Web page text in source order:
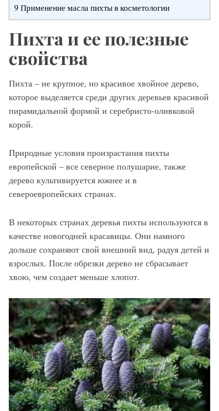
9 Применение масла пихты в косметологии
Пихта и ее полезные
свойства
Пихта – не крупное, но красивое хвойное дерево,
которое выделяется среди других деревьев красивой
пирамидальной формой и серебристо-оливковой
корой.
Природные условия произрастания пихты
европейской – все северное полушарие, также
дерево культивируется южнее и в
североевропейских странах.
В некоторых странах деревья пихты используются в
качестве новогодней красавицы. Они намного
дольше сохраняют свой внешний вид, радуя детей и
взрослых. После обрезки дерево не сбрасывает
хвою, чем создает меньше хлопот.